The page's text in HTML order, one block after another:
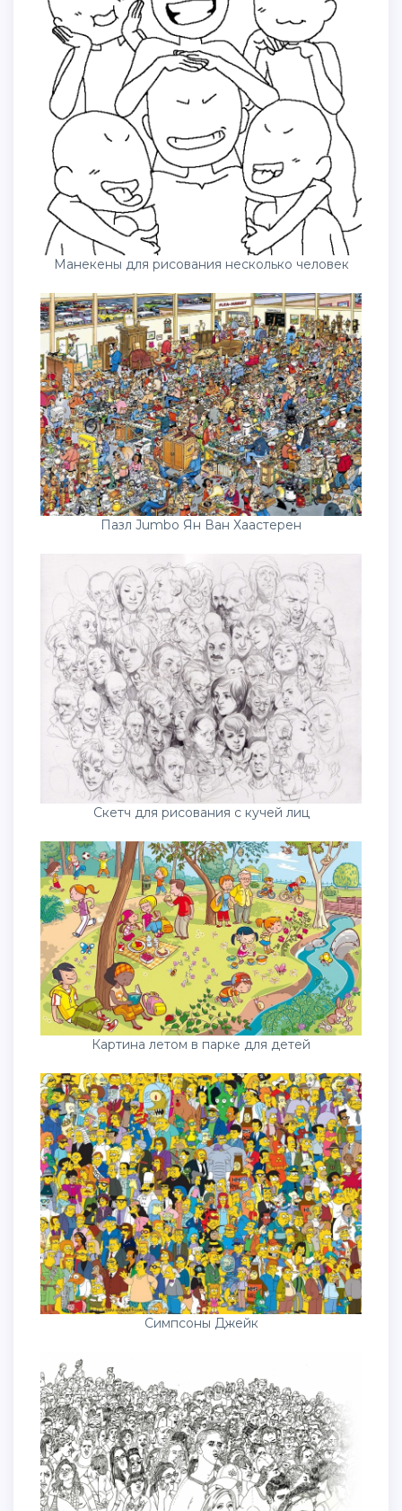
Манекены для рисования несколько человек
Пазл Jumbo Ян Ван Хаастерен
Скетч для рисования с кучей лиц
Картина летом в парке для детей
Симпсоны Джейк